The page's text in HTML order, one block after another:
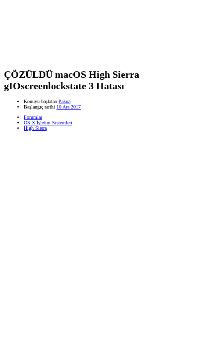
ÇÖZÜLDÜ macOS High Sierra
gIOscreenlockstate 3 Hatası
Konuyu başlatan Pakna
Başlangıç tarihi 10 Ara 2017
Forumlar
OS X İşletim Sistemleri
High Sierra